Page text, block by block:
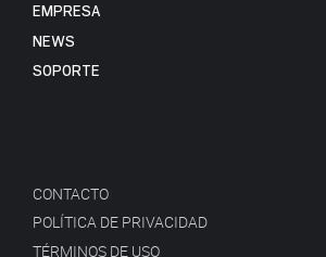
EMPRESA
NEWS
SOPORTE
CONTACTO
POLÍTICA DE PRIVACIDAD
TÉRMINOS DE USO